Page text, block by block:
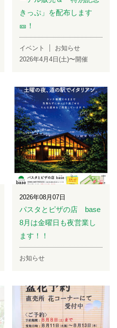
きっぷ」を配布します
🎫！
イベント
お知らせ
2026年4月4日(土)〜開催
2026年08月07日
パスタとピザの店 base
8月は金曜日も夜営業し
ます！！
お知らせ